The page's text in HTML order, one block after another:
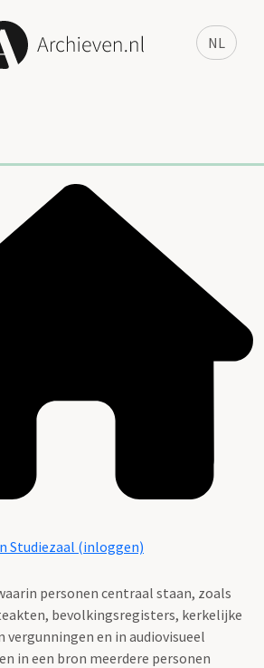
NL
Studiezaal (inloggen)
personen centraal staan, zoals
bevolkingsregisters, kerkelijke
vergunningen en in audiovisueel
in een bron meerdere personen